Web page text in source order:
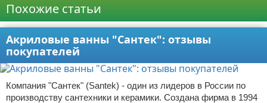
Похожие статьи
Акриловые ванны "Сантек": отзывы
покупателей
Компания "Сантек" (Santek) - один из лидеров в России по
производству сантехники и керамики. Создана фирма в 1994